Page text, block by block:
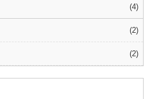
4
2
2